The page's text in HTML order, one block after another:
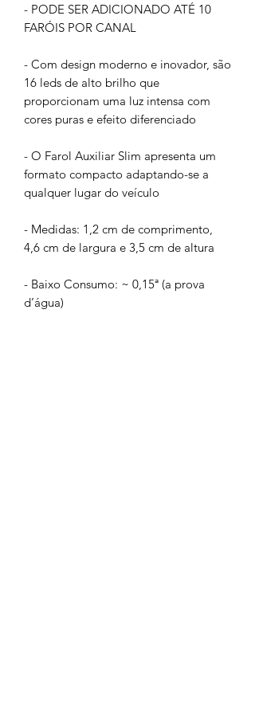
- PODE SER ADICIONADO ATÉ 10
FARÓIS POR CANAL
- Com design moderno e inovador, são
16 leds de alto brilho que
proporcionam uma luz intensa com
cores puras e efeito diferenciado
- O Farol Auxiliar Slim apresenta um
formato compacto adaptando-se a
qualquer lugar do veículo
- Medidas: 1,2 cm de comprimento,
4,6 cm de largura e 3,5 cm de altura
- Baixo Consumo: ~ 0,15ª (a prova
d’água)